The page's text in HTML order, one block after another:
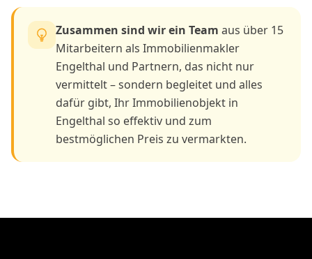
Zusammen sind wir ein Team aus über 15
Mitarbeitern als Immobilienmakler
Engelthal und Partnern, das nicht nur
vermittelt – sondern begleitet und alles
dafür gibt, Ihr Immobilienobjekt in
Engelthal so effektiv und zum
bestmöglichen Preis zu vermarkten.